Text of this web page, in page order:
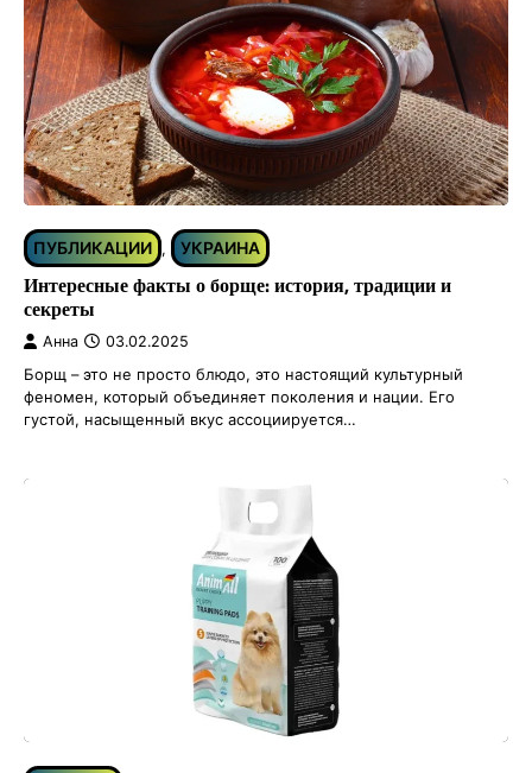
ПУБЛИКАЦИИ , УКРАИНА
Интересные факты о борще: история, традиции и
секреты
Анна 03.02.2025
Борщ – это не просто блюдо, это настоящий культурный
феномен, который объединяет поколения и нации. Его
густой, насыщенный вкус ассоциируется…